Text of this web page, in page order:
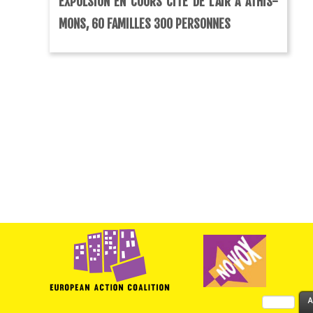
MONS, 60 FAMILLES 300 PERSONNES
Rechercher :